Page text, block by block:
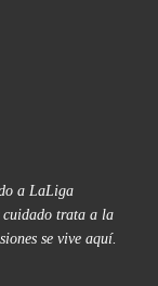
a LaLiga
cuidado trata a la
se vive aquí.